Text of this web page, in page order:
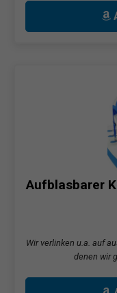
Aufblasbarer
Wir verlinken u.a. auf
denen wir